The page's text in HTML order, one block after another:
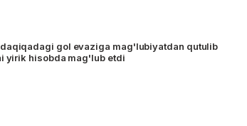
gol evaziga mag'lubiyatdan qutulib
yirik hisobda mag'lub etdi